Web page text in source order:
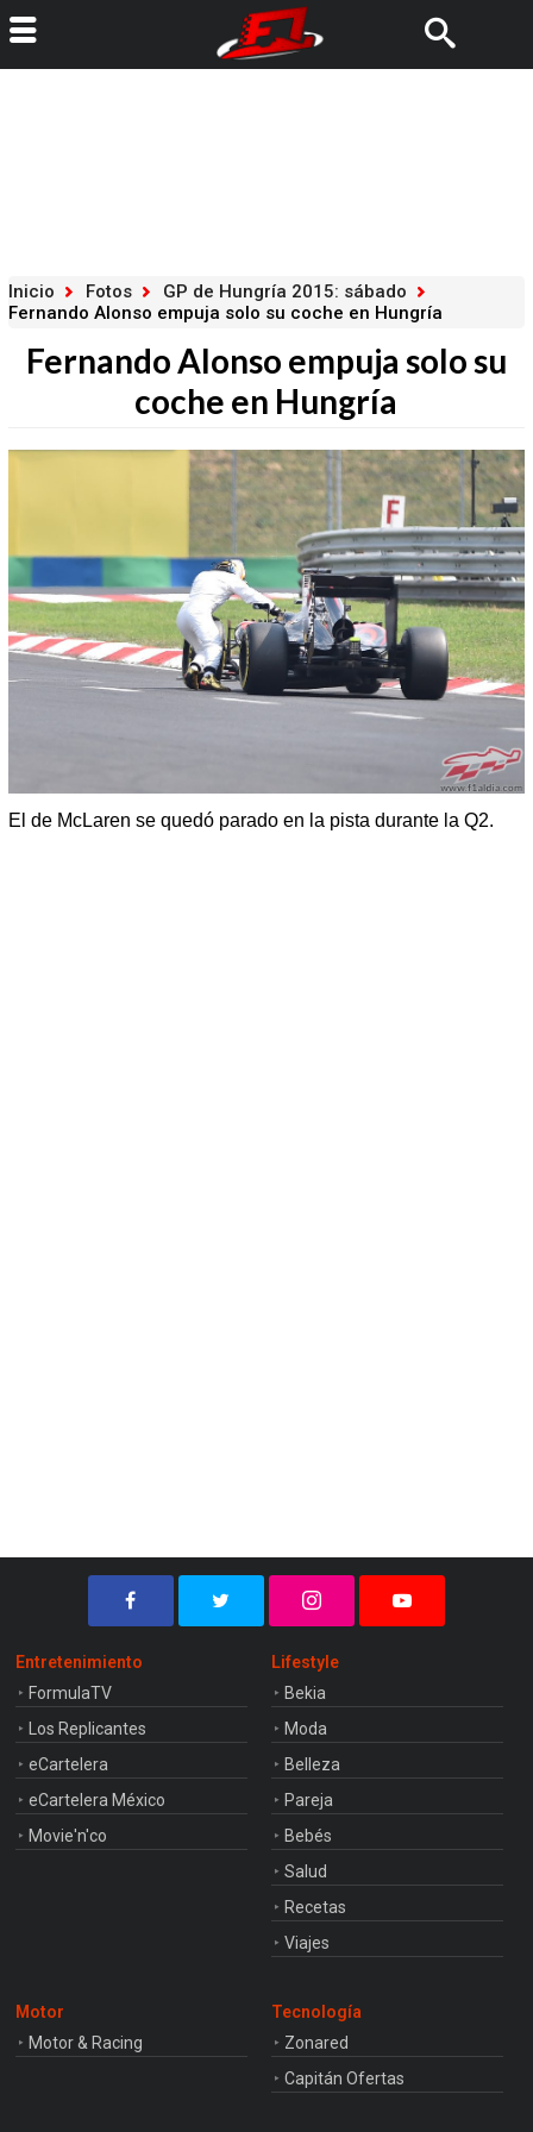
Inicio Fotos
GP de Hungría 2015: sábado
Fernando Alonso empuja solo su coche en Hungría
Fernando Alonso empuja solo su
coche en Hungría
El de McLaren se quedó parado en la pista durante la Q2.
Entretenimiento
FormulaTV
Los Replicantes
eCartelera
eCartelera México
Movie'n'co
Lifestyle
Bekia
Moda
Belleza
Pareja
Bebés
Salud
Recetas
Viajes
Motor
Motor & Racing
Tecnología
Zonared
Capitán Ofertas